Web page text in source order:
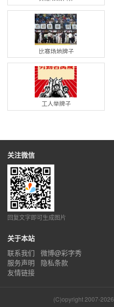
比赛场地牌子
工人举牌子
关注微信
回复文字即可生成图片
关于本站
联系我们
微博@彩字秀
服务声明
隐私条款
友情链接
(C)opyright 2007-2026